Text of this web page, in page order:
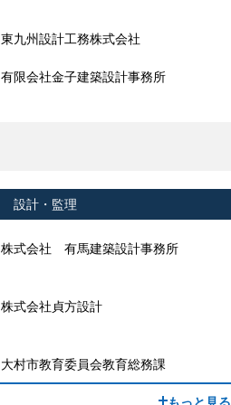
東九州設計工務株式会社
有限会社金子建築設計事務所
設計・監理
株式会社 有馬建築設計事務所
株式会社貞方設計
大村市教育委員会教育総務課